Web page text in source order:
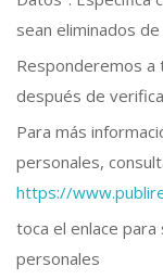
sean eliminados
Responderemos a
después de
Para más
personales,
https://
toca el enlace
personales